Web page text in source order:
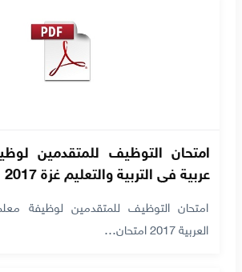
امتحان التوظيف للمتقدمين
عربية في التربية والتعليم غزة 2017
امتحان التوظيف للمتقدمين لوظيفة
العربية 2017 امتحان…